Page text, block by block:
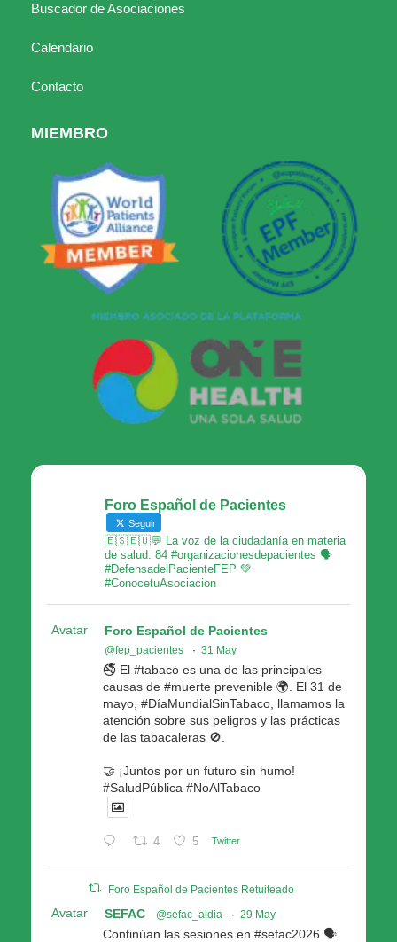
Buscador de Asociaciones
Calendario
Contacto
MIEMBRO
Foro Español de Pacientes
Seguir
🇪🇸🇪🇺💬 La voz de la ciudadanía en materia
de salud. 84 #organizacionesdepacientes 🗣
#DefensadelPacienteFEP 💚
#ConocetuAsociacion
Avatar Foro Español de Pacientes
@fep_pacientes · 31 May
🚭 El #tabaco es una de las principales
causas de #muerte prevenible 🌍. El 31 de
mayo, #DíaMundialSinTabaco, llamamos la
atención sobre sus peligros y las prácticas
de las tabacaleras 🚫.
🤝 ¡Juntos por un futuro sin humo!
#SaludPública #NoAlTabaco
4 5 Twitter
Foro Español de Pacientes Retuiteado
Avatar SEFAC @sefac_aldia · 29 May
Continúan las sesiones en #sefac2026 🗣️